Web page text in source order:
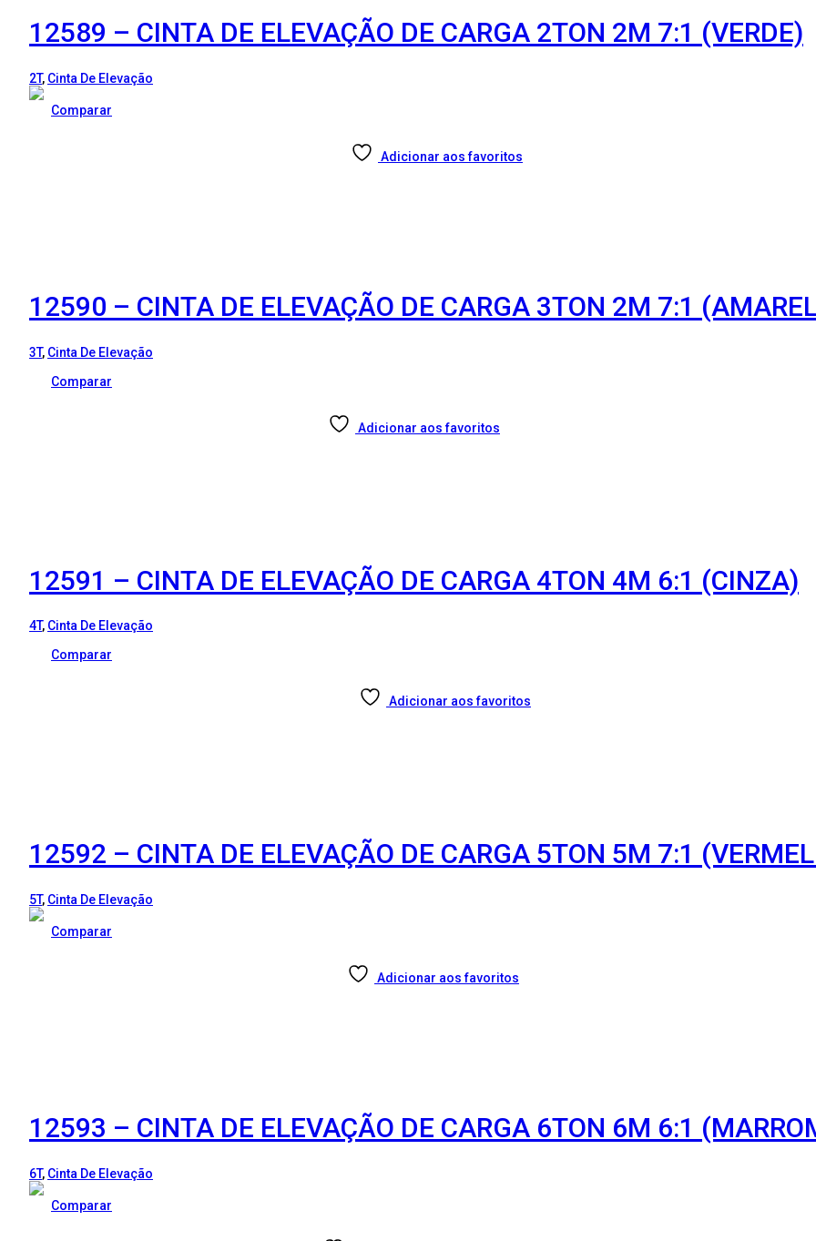
12589 – CINTA DE ELEVAÇÃO DE CARGA 2TON 2M 7:1 (VERDE)
2T, Cinta De Elevação
Comparar
Adicionar aos favoritos
12590 – CINTA DE ELEVAÇÃO DE CARGA 3TON 2M 7:1
3T, Cinta De Elevação
Comparar
Adicionar aos favoritos
12591 – CINTA DE ELEVAÇÃO DE CARGA 4TON 4M 6:1 (CINZA)
4T, Cinta De Elevação
Comparar
Adicionar aos favoritos
12592 – CINTA DE ELEVAÇÃO DE CARGA 5TON 5M 7:1
5T, Cinta De Elevação
Comparar
Adicionar aos favoritos
12593 – CINTA DE ELEVAÇÃO DE CARGA 6TON 6M 6:1
6T, Cinta De Elevação
Comparar